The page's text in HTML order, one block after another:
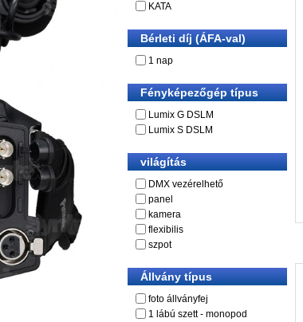
KATA
Bérleti díj (ÁFA-val)
1 nap
Fényképezőgép típus
Lumix G DSLM
Lumix S DSLM
világítás
DMX vezérelhető
panel
kamera
flexibilis
szpot
Állvány típus
foto állványfej
1 lábú szett - monopod